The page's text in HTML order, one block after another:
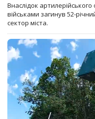
Внаслідок
військами загинув 52-
сектор міста.